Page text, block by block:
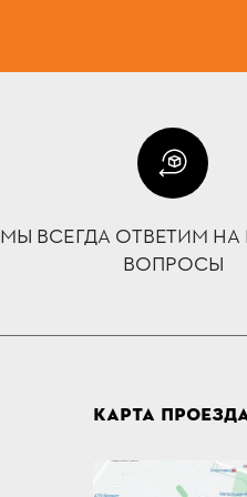
МЫ ВСЕГДА ОТВЕТИМ
ВОПРОСЫ
КАРТА